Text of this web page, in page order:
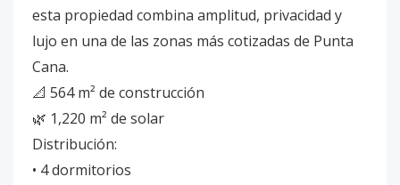
esta propiedad combina amplitud, privacidad y
lujo en una de las zonas más cotizadas de Punta
Cana.
📐 564 m² de construcción
🌿 1,220 m² de solar
Distribución:
• 4 dormitorios